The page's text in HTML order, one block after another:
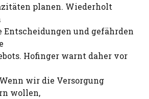
planen. Wiederholt
Entscheidungen und gefährden
Hofinger warnt daher vor
wir die Versorgung
wollen,